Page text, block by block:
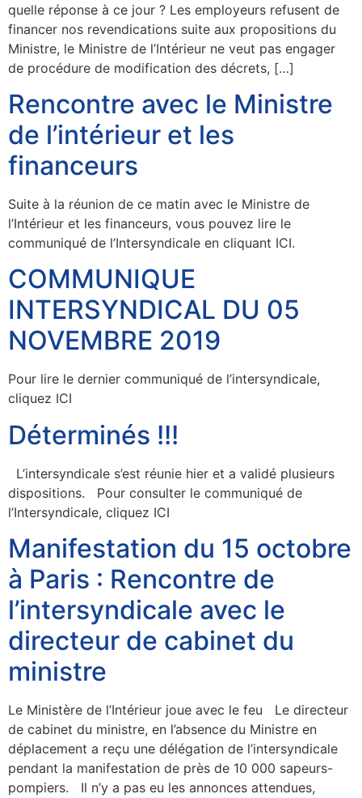
quelle réponse à ce jour ? Les employeurs refusent de
financer nos revendications suite aux propositions du
Ministre, le Ministre de l’Intérieur ne veut pas engager
de procédure de modification des décrets, […]
Rencontre avec le Ministre
de l’intérieur et les
financeurs
Suite à la réunion de ce matin avec le Ministre de
l’Intérieur et les financeurs, vous pouvez lire le
communiqué de l’Intersyndicale en cliquant ICI.
COMMUNIQUE
INTERSYNDICAL DU 05
NOVEMBRE 2019
Pour lire le dernier communiqué de l’intersyndicale,
cliquez ICI
Déterminés !!!
L’intersyndicale s’est réunie hier et a validé plusieurs
dispositions. Pour consulter le communiqué de
l’Intersyndicale, cliquez ICI
Manifestation du 15 octobre
à Paris : Rencontre de
l’intersyndicale avec le
directeur de cabinet du
ministre
Le Ministère de l’Intérieur joue avec le feu Le directeur
de cabinet du ministre, en l’absence du Ministre en
déplacement a reçu une délégation de l’intersyndicale
pendant la manifestation de près de 10 000 sapeurs-
pompiers. Il n’y a pas eu les annonces attendues,